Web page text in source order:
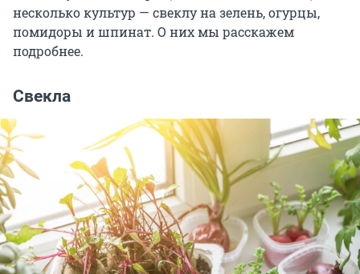
несколько культур — свеклу на зелень, огурцы,
помидоры и шпинат. О них мы расскажем
подробнее.
Свекла